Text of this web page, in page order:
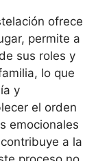
ofrece
permite a
sus roles y
lo que
y
el orden
emocionales
a la